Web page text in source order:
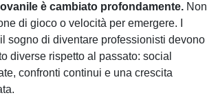
è cambiato profondamente. Non
di gioco o velocità per emergere. I
sogno di diventare professionisti devono
diverse rispetto al passato: social
confronti continui e una crescita